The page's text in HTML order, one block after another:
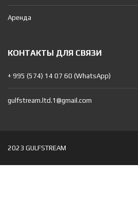
Аренда
КОНТАКТЫ ДЛЯ СВЯЗИ
+ 995 (574) 14 07 60 (WhatsApp)
gulfstream.ltd.1@gmail.com
2023 GULFSTREAM